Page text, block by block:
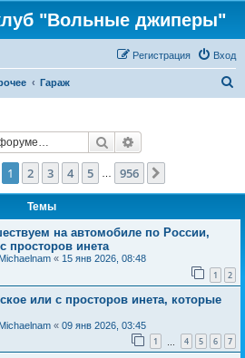
"Вольные джиперы"
Вход
Регистрация
Гараж
Поиск
Страница из 956
1 2 3 4 5 956
Темы
на автомобиле по России,
просторов инета
Michaelnam « 15 янв 2026, 08:48
1 2
или с просторов инета, которые
Michaelnam « 09 янв 2026, 03:45
1 4 5 6 7